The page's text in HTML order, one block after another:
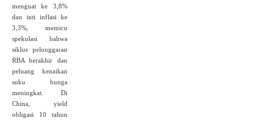
menguat ke 3,8%
dan inti inflasi ke
3,3%, memicu
spekulasi bahwa
siklus pelonggaran
RBA berakhir dan
peluang kenaikan
suku bunga
meningkat. Di
China, yield
obligasi 10 tahun